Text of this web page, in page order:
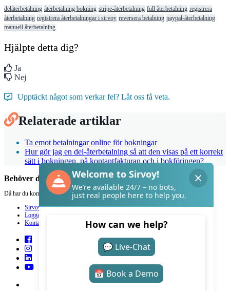
delåterbetalning återbetalning bokning stripe-återbetalning full återbetalning registrera
återbetalning registrera återbetalningar i sirvoy reversera betalning paypal-återbetalning
manuell återbetalning
Hjälpte detta dig?
Ja
Nej
Upptäckt något som verkar fel? Låt oss få veta.
Relaterade artiklar
Ta emot betalningar online för bokningar
Hur gör jag en del-återbetalning så att den visas på ett korrekt
sätt i bokningen, på kontantfakturan och i bokföringen?
Behöver du hjälp med Sirvoy?
Då har du kommit rätt.
Sirvoy
Logga in
Kontakt